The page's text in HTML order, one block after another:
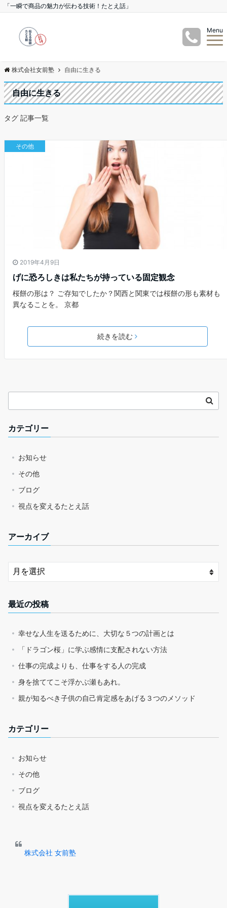
「一瞬で商品の魅力が伝わる技術！たとえ話」
Menu
株式会社女前塾 自由に生きる
自由に生きる
タグ 記事一覧
その他
2019年4月9日
げに恐ろしきは私たちが持っている固定観念
桜餅の形は？ ご存知でしたか？関西と関東では桜餅の形も素材も
異なることを。 京都
続きを読む
カテゴリー
お知らせ
その他
ブログ
視点を変えるたとえ話
アーカイブ
最近の投稿
幸せな人生を送るために、大切な５つの計画とは
「ドラゴン桜」に学ぶ感情に支配されない方法
仕事の完成よりも、仕事をする人の完成
身を捨ててこそ浮かぶ瀬もあれ。
親が知るべき子供の自己肯定感をあげる３つのメソッド
カテゴリー
お知らせ
その他
ブログ
視点を変えるたとえ話
株式会社 女前塾